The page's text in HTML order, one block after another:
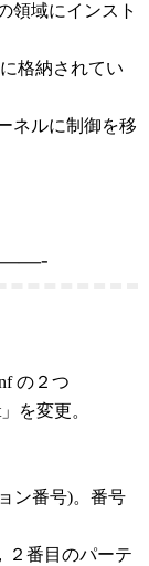
領域にインスト
格納されてい
ネルに制御を移
の２つ
を変更。
ン番号)。番号
２番目のパーテ